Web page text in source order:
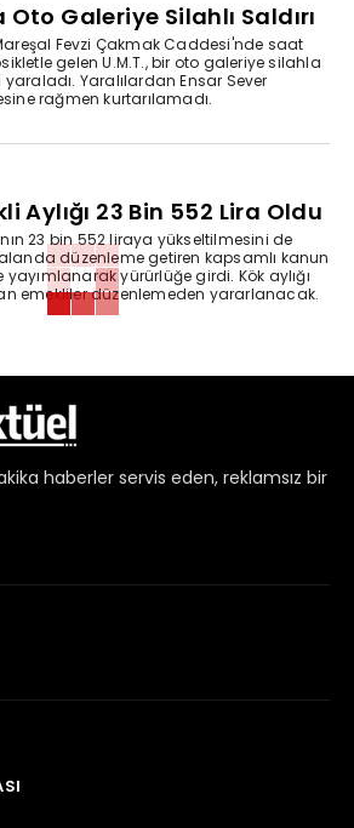
Galeriye Silahlı Saldırı
Fevzi Çakmak Caddesi'nde saat
gelen U.M.T., bir oto galeriye silahla
Yaralılardan Ensar Sever
rağmen kurtarılamadı.
Aylığı 23 Bin 552 Lira Oldu
23 bin 552 liraya yükseltilmesini de
düzenleme getiren kapsamlı kanun
yayımlanarak yürürlüğe girdi. Kök aylığı
emekliler düzenlemeden yararlanacak.
haberlerservis eden, reklamsız bir